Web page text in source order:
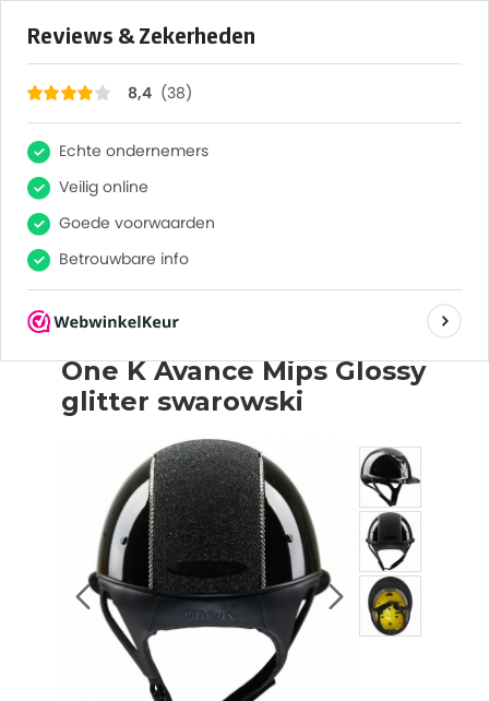
8,4
REGISTREREN
alle producten
Gratis verzending vanaf € 75,-
One K Avance Mips Glossy
glitter swarowski